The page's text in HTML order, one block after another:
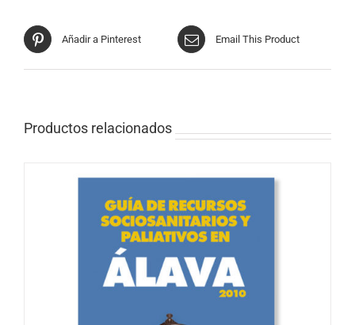
Añadir a Pinterest Email This Product
Productos relacionados